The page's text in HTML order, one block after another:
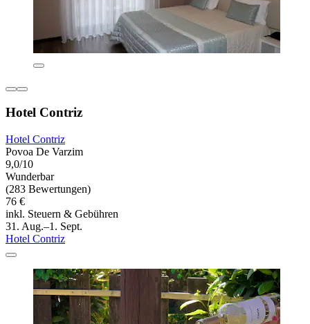
Hotel Contriz
Hotel Contriz
Povoa De Varzim
9,0/10
Wunderbar
(283 Bewertungen)
76 €
inkl. Steuern & Gebühren
31. Aug.–1. Sept.
Hotel Contriz